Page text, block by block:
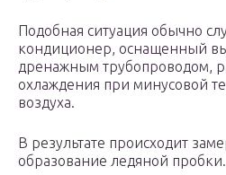
Подобная ситуация обычно
кондиционер, оснащенный
дренажным трубопроводом,
охлаждения при минусовой
воздуха.
В результате происходит
образование ледяной пробки.